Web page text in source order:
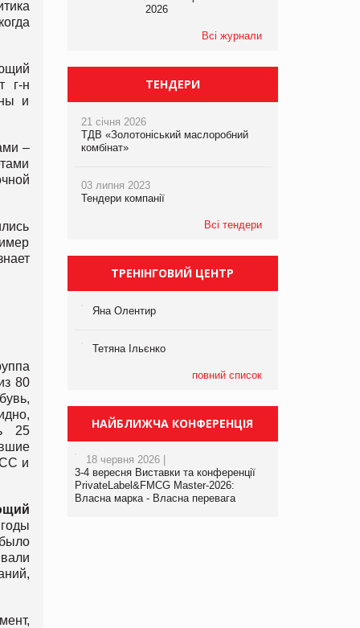
г-н
и
–
80
25
и
2026
Всі журнали
ТЕНДЕРИ
21 січня 2026
ТДВ «Золотоніський маслоробний
комбінат»
03 липня 2023
Тендери компанії
Всі тендери
ТРЕНІНГОВИЙ ЦЕНТР
Яна Олентир
Тетяна Ільєнко
повний список
НАЙБЛИЖЧА КОНФЕРЕНЦІЯ
18 червня 2026 |
3-4 вересня Виставки та конференції
PrivateLabel&FMCG Master-2026:
Власна марка - Власна перевага